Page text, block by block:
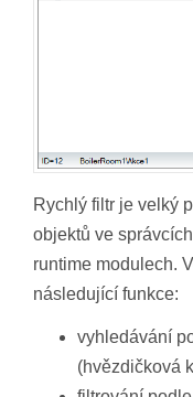
Rychlý filtr je velký
objektů ve
runtime modulech.
následující funkce:
vyhledávání
(hvězdičková